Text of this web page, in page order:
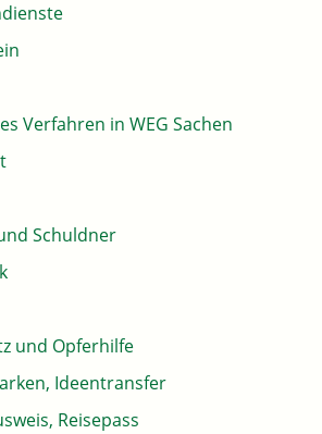
Verfahren in WEG Sachen
Schuldner
und Opferhilfe
Ideentransfer
Reisepass